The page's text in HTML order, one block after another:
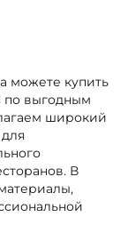
можете купить
по выгодным
широкий
В